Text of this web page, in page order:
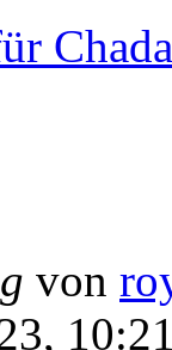
von